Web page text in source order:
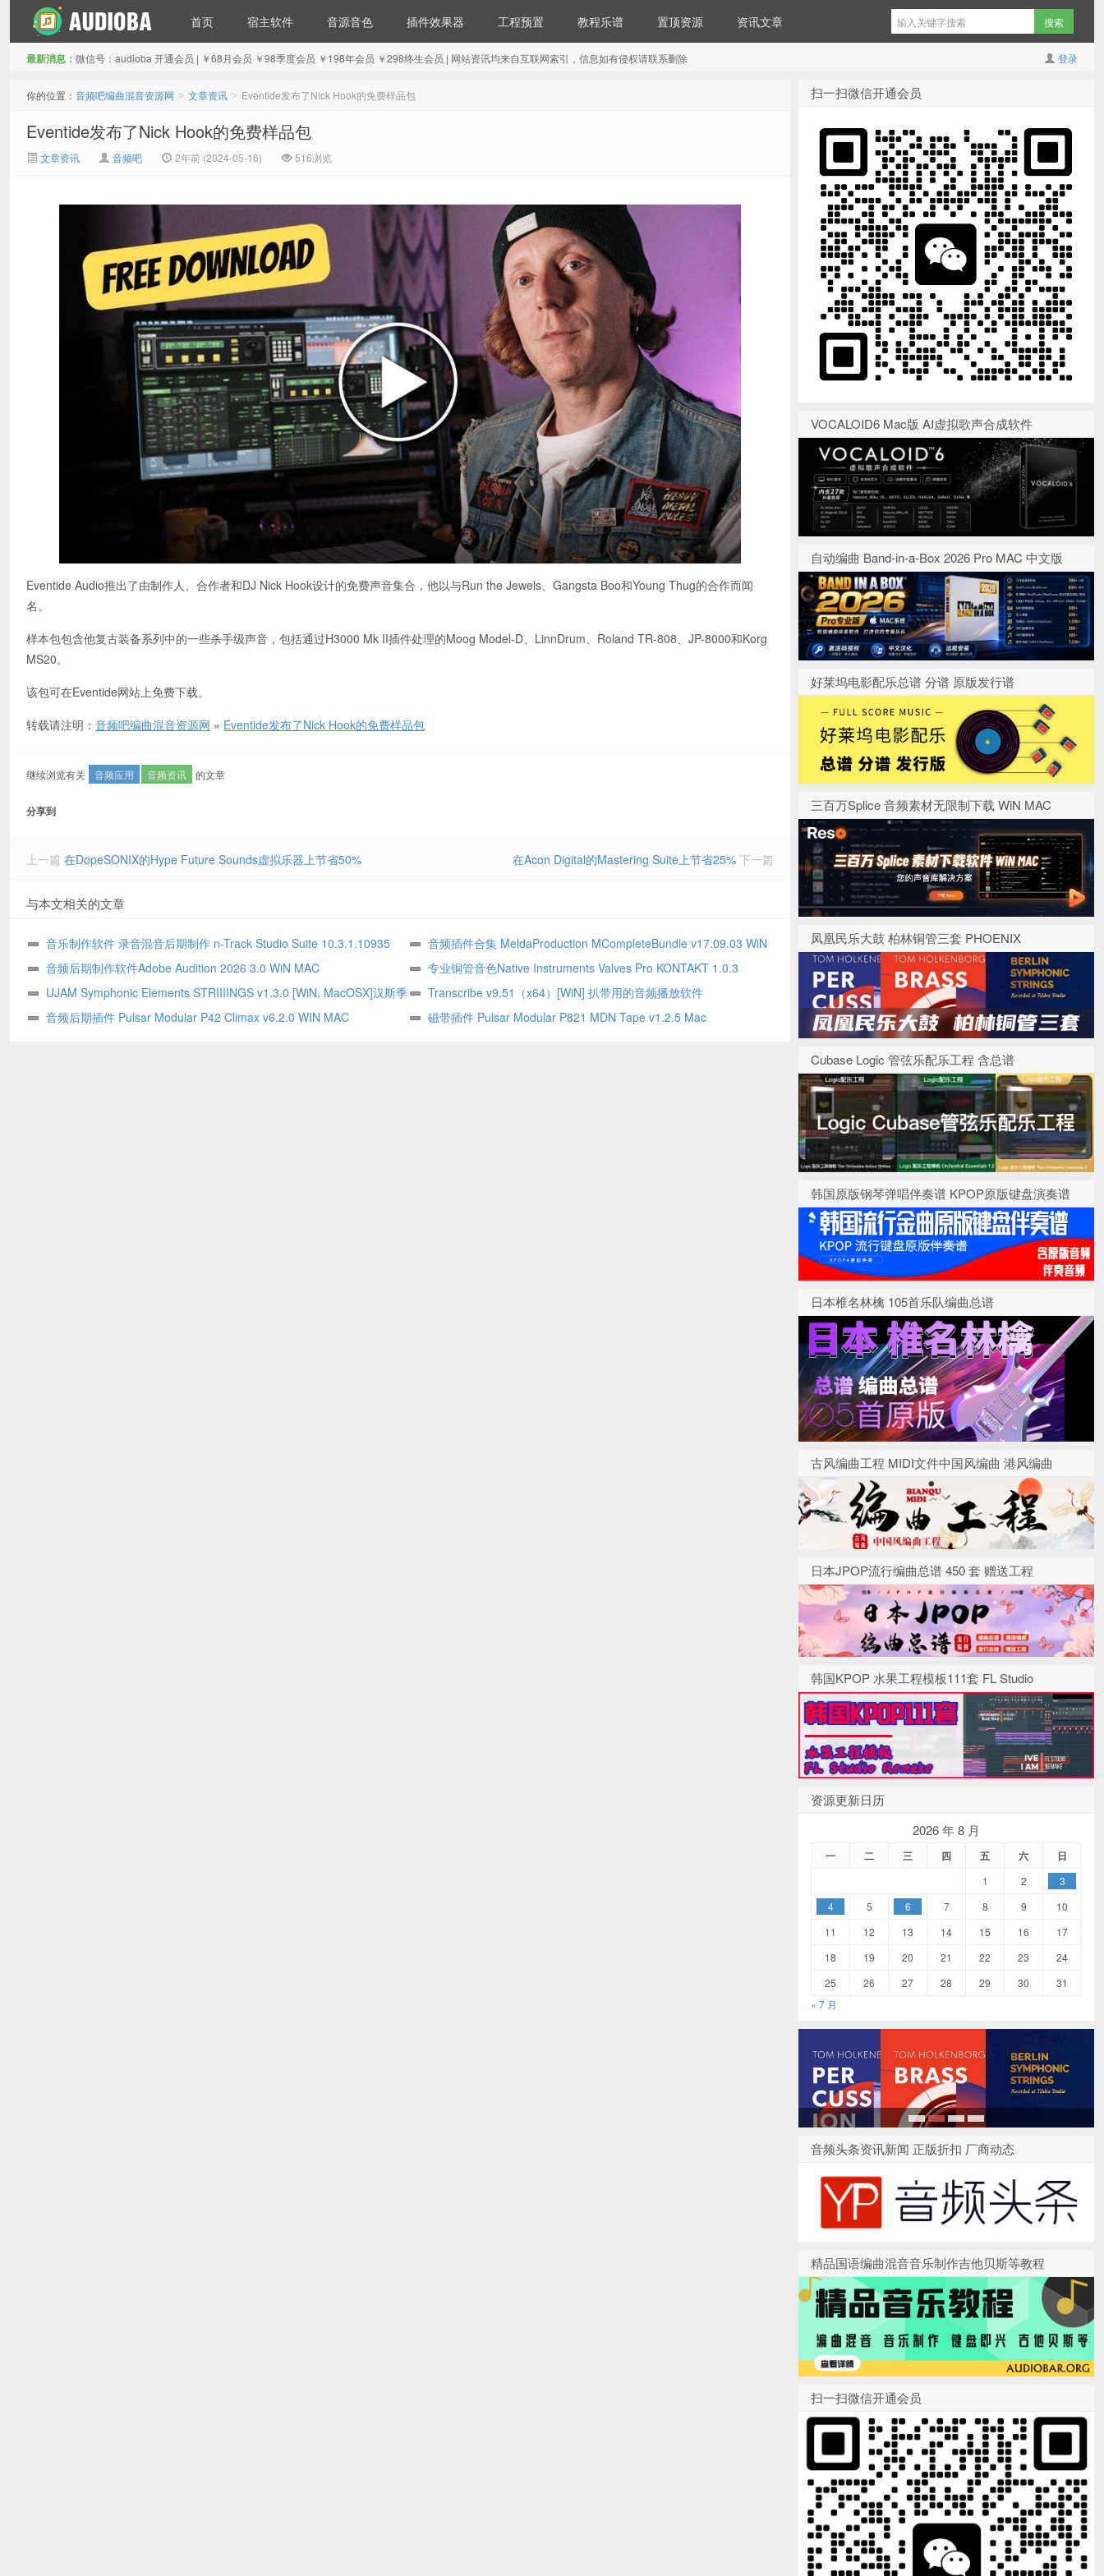
首页 宿主软件 音源音色 插件效果器 工程预置 教程乐谱 置顶资源 资讯文章
登录
最新消息： 微信号：audioba 开通会员 | ￥68月会员 ￥98季度会员 ￥198年会员 ￥298终生会员 | 网站资讯均来自互联网索引，信息如有侵权请联系删除
你的位置： 音频吧编曲混音资源网 > 文章资讯 > Eventide发布了Nick Hook的免费样品包
Eventide发布了Nick Hook的免费样品包
文章资讯 音频吧 2年前 (2024-05-16) 516浏览
Eventide Audio推出了由制作人、合作者和DJ Nick Hook设计的免费声音集合，他以与Run the Jewels、Gangsta Boo和Young Thug的合作而闻
名。
样本包包含他复古装备系列中的一些杀手级声音，包括通过H3000 Mk II插件处理的Moog Model-D、LinnDrum、Roland TR-808、JP-8000和Korg
MS20。
该包可在Eventide网站上免费下载。
转载请注明： 音频吧编曲混音资源网 » Eventide发布了Nick Hook的免费样品包
继续浏览有关 音频应用 音频资讯 的文章
分享到
上一篇 在DopeSONIX的Hype Future Sounds虚拟乐器上节省50% 在Acon Digital的Mastering Suite上节省25% 下一篇
与本文相关的文章
音乐制作软件 录音混音后期制作 n-Track Studio Suite 10.3.1.10935
WIN MAC
音频插件合集 MeldaProduction MCompleteBundle v17.09.03 WiN
MAC
音频后期制作软件Adobe Audition 2026 3.0 WiN MAC
专业铜管音色Native Instruments Valves Pro KONTAKT 1.0.3
UJAM Symphonic Elements STRIIIINGS v1.3.0 [WiN, MacOSX]汉斯季
默 现代弦乐合奏音源
Transcribe v9.51（x64）[WiN] 扒带用的音频播放软件
音频后期插件 Pulsar Modular P42 Climax v6.2.0 WIN MAC
磁带插件 Pulsar Modular P821 MDN Tape v1.2.5 Mac
扫一扫微信开通会员
VOCALOID6 Mac版 AI虚拟歌声合成软件
自动编曲 Band-in-a-Box 2026 Pro MAC 中文版
好莱坞电影配乐总谱 分谱 原版发行谱
三百万Splice 音频素材无限制下载 WiN MAC
凤凰民乐大鼓 柏林铜管三套 PHOENIX
Cubase Logic 管弦乐配乐工程 含总谱
韩国原版钢琴弹唱伴奏谱 KPOP原版键盘演奏谱
日本椎名林檎 105首乐队编曲总谱
古风编曲工程 MIDI文件中国风编曲 港风编曲
日本JPOP流行编曲总谱 450 套 赠送工程
韩国KPOP 水果工程模板111套 FL Studio
资源更新日历
2026 年 8 月
一 二 三 四 五 六 日
1 2
3
4
5 6 7 8 9
10
11
12 13 14 15 16
17
18
19 20 21 22 23
24
25
26 27 28 29 30
31
« 7 月
音频头条资讯新闻 正版折扣 厂商动态
精品国语编曲混音音乐制作吉他贝斯等教程
扫一扫微信开通会员